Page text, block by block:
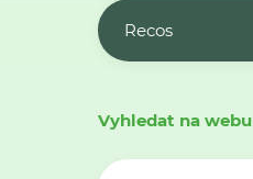
Recos
Vyhledat na webu